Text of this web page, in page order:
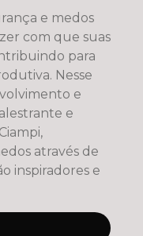
e medos
com que suas
para
Nesse
e
e
através de
inspiradores e